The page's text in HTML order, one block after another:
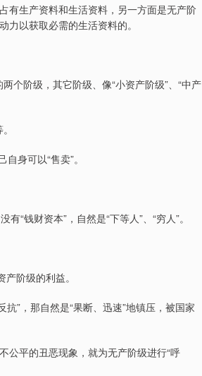
有生产资料和生活资料，另一方面是无产阶
以获取必需的生活资料的。
个阶级，其它阶级、像“小资产阶级”、“中产
身可以“售卖”。
“钱财资本”，自然是“下等人”、“穷人”。
阶级的利益。
”，那自然是“果断、迅速”地镇压，被国家
公平的丑恶现象，就为无产阶级进行“呼